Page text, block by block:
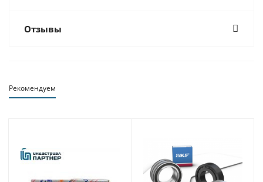
Отзывы
Рекомендуем